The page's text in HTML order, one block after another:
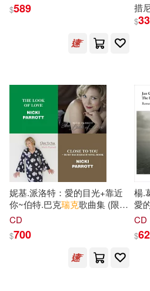
Wilson)
$589
措
$
妮基.派洛特：愛的目光+靠近
你~伯特.巴克瑞克歌曲集 (限量
2CD豪華決定盤)(Nicki Parrott:
You~Burt Bacharach Song
CD
$700
楊.
愛
CD
$